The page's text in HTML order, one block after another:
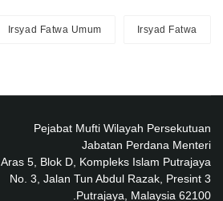
Irsyad Fatwa
Irsyad Fatwa Umum
Pejabat Mufti Wilayah Persekutuan
Jabatan Perdana Menteri
Aras 5, Blok D, Kompleks Islam Putrajaya
No. 3, Jalan Tun Abdul Razak, Presint 3
62100 Putrajaya, Malaysia.